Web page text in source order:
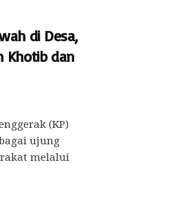
di Desa,
Khotib dan
(KP)
ujung
melalui